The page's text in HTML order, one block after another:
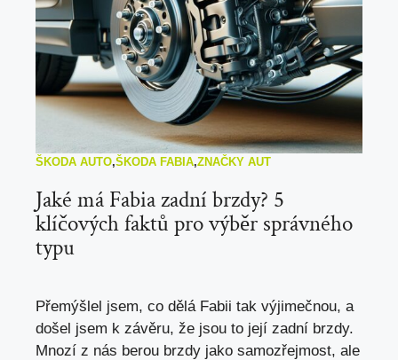
ŠKODA AUTO,ŠKODA FABIA,ZNAČKY AUT
Jaké má Fabia zadní brzdy? 5
klíčových faktů pro výběr správného
typu
Přemýšlel jsem, co dělá Fabii tak výjimečnou, a
došel jsem k závěru, že jsou to její zadní brzdy.
Mnozí z nás berou brzdy jako samozřejmost, ale